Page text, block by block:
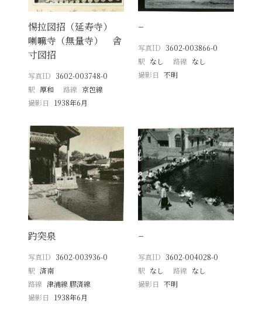
惕拉図招（延寿寺）
喇嘛寺（無量寺） 舎
寸図招
写真ID 3602-003748-0
駅 厚和 路線 京包線
撮影日
1938年6月
−
写真ID 3602-003866-0
駅 なし 路線 なし
撮影日 不明
趵突泉
写真ID 3602-003936-0
駅 済南
路線 津浦線 膠済線
撮影日
1938年6月
−
写真ID 3602-004028-0
駅 なし 路線 なし
撮影日 不明